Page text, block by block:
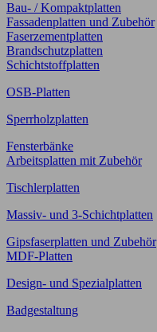
Bau- / Kompaktplatten
Fassadenplatten und Zubehör
Faserzementplatten
Brandschutzplatten
Schichtstoffplatten
OSB-Platten
Sperrholzplatten
Fensterbänke
Arbeitsplatten mit Zubehör
Tischlerplatten
Massiv- und 3-Schichtplatten
Gipsfaserplatten und Zubehör
MDF-Platten
Design- und Spezialplatten
Badgestaltung